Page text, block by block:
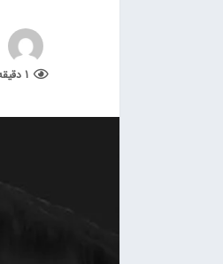
1 دقیقه زمان مطالعه